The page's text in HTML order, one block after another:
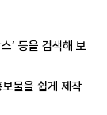
’ 등을 검색해 보
물을 쉽게 제작